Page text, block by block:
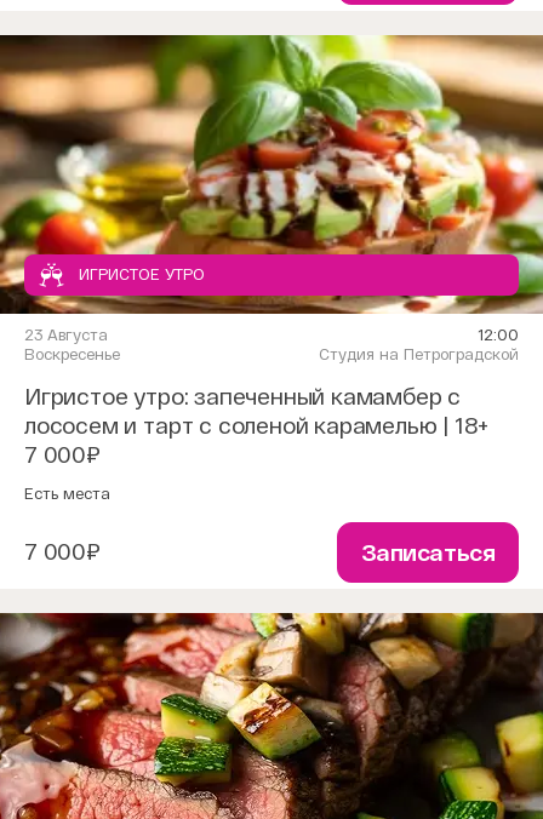
ИГРИСТОЕ УТРО
23 Августа
Воскресенье
12:00
Студия на Петроградской
Игристое утро: запеченный камамбер с
лососем и тарт с соленой карамелью | 18+
7 000₽
Есть места
7 000₽ Записаться